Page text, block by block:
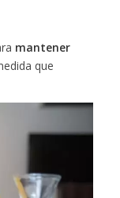
mantener
que